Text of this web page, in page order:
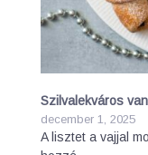
Szilvalekváros
december 1, 2025
A lisztet a vajjal